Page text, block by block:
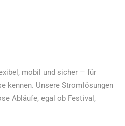
mobil und sicher – für
kennen. Unsere Stromlösungen
Abläufe, egal ob Festival,